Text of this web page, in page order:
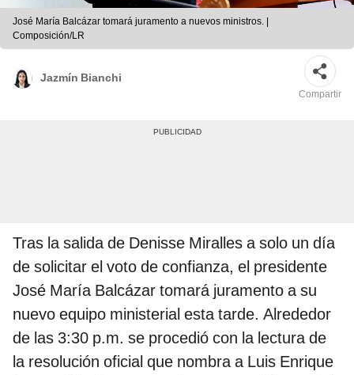
José María Balcázar tomará juramento a nuevos ministros. |
Composición/LR
Jazmín Bianchi
Compartir
Tras la salida de Denisse Miralles a solo un día
de solicitar el voto de confianza, el presidente
José María Balcázar tomará juramento a su
nuevo equipo ministerial esta tarde. Alrededor
de las 3:30 p.m. se procedió con la lectura de
la resolución oficial que nombra a Luis Enrique